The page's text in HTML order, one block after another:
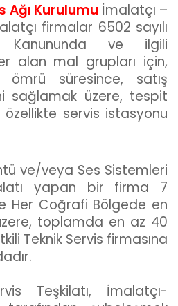
Ağı Kurulumu İmalatçı –
firmalar 6502 sayılı
Kanununda ve ilgili
alan mal grupları için,
ömrü süresince, satış
sağlamak üzere, tespit
servis istasyonu
ve/veya Ses Sistemleri
yapan bir firma 7
Her Coğrafi Bölgede en
toplamda en az 40
Teknik Servis firmasına
Teşkilatı, İmalatçı-